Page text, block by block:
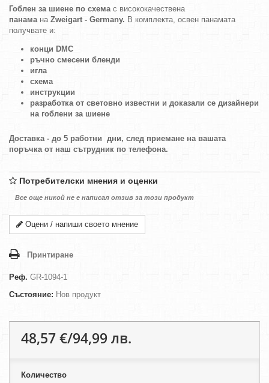
Гоблен за шиене по схемас висококачествена
панамана Zweigart - Germany. В комплекта, освен панамата
получвате и:
конци DMC
ръчно смесени бленди
игла
схема
инструкции
разработка от световно известни и доказали се дизайнери
на гоблени за шиене
Доставка - до 5 работни дни, след приемане на вашата
поръчка от наш сътрудник по телефона.
Потребителски мнения и оценки
Все още никой не е написал отзив за този продукт
Оцени / напиши своето мнение
Принтиране
Реф. GR-1094-1
Състояние: Нов продукт
48,57 €/94,99 лв.
Количество